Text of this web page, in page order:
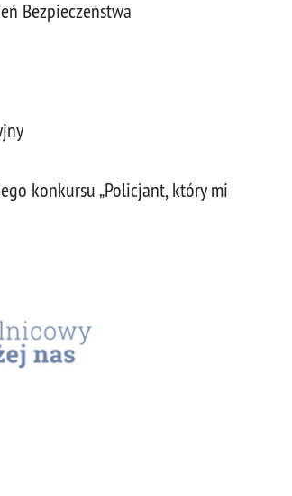
Bezpieczeństwa
konkursu „Policjant, który mi